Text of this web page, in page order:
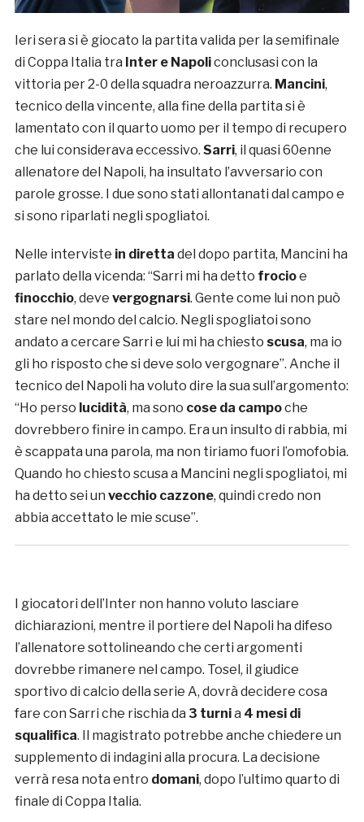
Ieri sera si è giocato la partita valida per la semifinale
di Coppa Italia tra Inter e Napoliconclusasi con la
vittoria per 2-0 della squadra neroazzurra. Mancini,
tecnico della vincente, alla fine della partita si è
lamentato con il quarto uomo per il tempo di recupero
che lui considerava eccessivo. Sarri, il quasi 60enne
allenatore del Napoli, ha insultato l’avversario con
parole grosse. I due sono stati allontanati dal campo e
si sono riparlati negli spogliatoi.
Nelle interviste in diretta del dopo partita, Mancini ha
parlato della vicenda: “Sarri mi ha detto frocioe
finocchio, deve vergognarsi. Gente come lui non può
stare nel mondo del calcio. Negli spogliatoi sono
andato a cercare Sarri e lui mi ha chiesto scusa, ma io
gli ho risposto che si deve solo vergognare”. Anche il
tecnico del Napoli ha voluto dire la sua sull’argomento:
“Ho perso lucidità, ma sono cose da campoche
dovrebbero finire in campo. Era un insulto di rabbia, mi
è scappata una parola, ma non tiriamo fuori l’omofobia.
Quando ho chiesto scusa a Mancini negli spogliatoi, mi
ha detto sei un vecchio cazzone, quindi credo non
abbia accettato le mie scuse”.
I giocatori dell’Inter non hanno voluto lasciare
dichiarazioni, mentre il portiere del Napoli ha difeso
l’allenatore sottolineando che certi argomenti
dovrebbe rimanere nel campo. Tosel, il giudice
sportivo di calcio della serie A, dovrà decidere cosa
fare con Sarri che rischia da 3 turnia 4 mesi di
squalifica. Il magistrato potrebbe anche chiedere un
supplemento di indagini alla procura. La decisione
verrà resa nota entro domani, dopo l’ultimo quarto di
finale di Coppa Italia.